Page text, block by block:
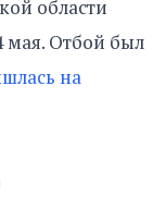
области
мая. Отбой был
на